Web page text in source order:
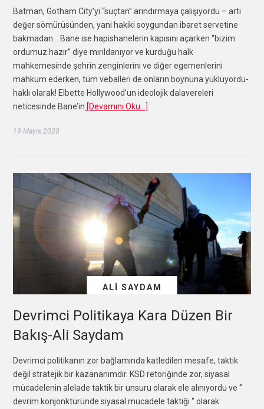
Batman, Gotham City’yi “suçtan” arındırmaya çalışıyordu – artı
değer sömürüsünden, yani hakiki soygundan ibaret servetine
bakmadan… Bane ise hapishanelerin kapısını açarken “bizim
ordumuz hazır” diye mırıldanıyor ve kurduğu halk
mahkemesinde şehrin zenginlerini ve diğer egemenlerini
mahkum ederken, tüm veballeri de onların boynuna yüklüyordu-
haklı olarak! Elbette Hollywood’un ideolojik dalavereleri
neticesinde Bane’in [Devamını Oku…]
19 Mayıs 2020
ALI SAYDAM
Devrimci Politikaya Kara Düzen Bir
Bakış-Ali Saydam
Devrimci politikanın zor bağlamında katledilen mesafe, taktik
değil stratejik bir kazananımdır. KSD retoriğinde zor, siyasal
mücadelenin alelade taktik bir unsuru olarak ele alınıyordu ve ‘’
devrim konjonktüründe siyasal mücadele taktiği ‘’ olarak